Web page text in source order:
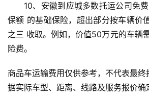
10、安徽到应城多数托运公司免
保额 的基础保险，超出部分按车辆价
之三 收取。例如，价值50万元的车辆
险费。
商品车运输费用仅供参考，不代表最
据实际车型、距离、线路及服务报价确